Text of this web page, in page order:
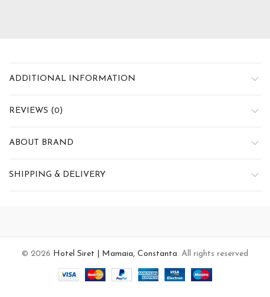
ADDITIONAL INFORMATION
REVIEWS (0)
ABOUT BRAND
SHIPPING & DELIVERY
© 2026 Hotel Siret | Mamaia, Constanta. All rights reserved